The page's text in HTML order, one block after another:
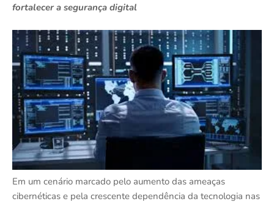
fortalecer a segurança digital
Em um cenário marcado pelo aumento das ameaças
cibernéticas e pela crescente dependência da tecnologia nas